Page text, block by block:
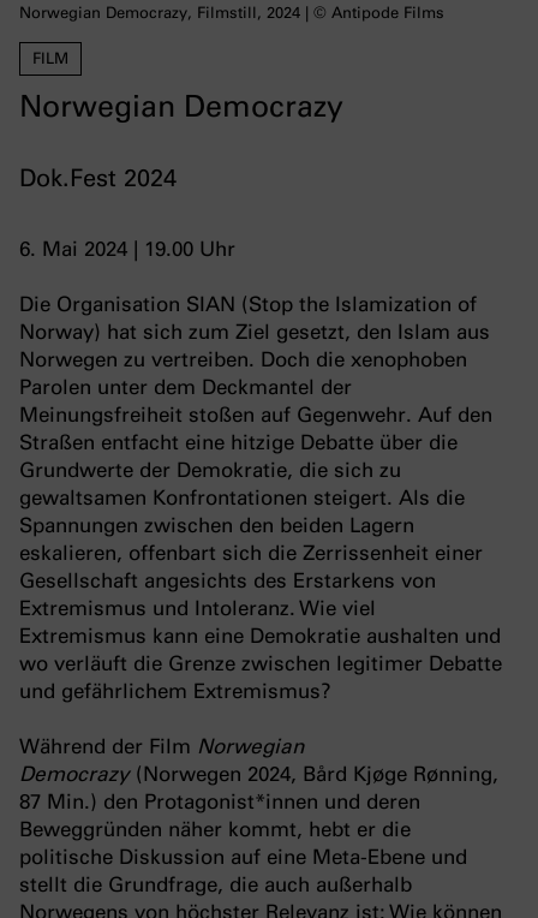
FILM
Norwegian Democrazy
Dok.Fest 2024
6. Mai 2024 | 19.00 Uhr
Norwegian Democrazy, Filmstill, 2024 | © Antipode Films
Die Organisation SIAN (Stop the Islamization of
Norway) hat sich zum Ziel gesetzt, den Islam aus
Norwegen zu vertreiben. Doch die xenophoben
Parolen unter dem Deckmantel der
Meinungsfreiheit stoßen auf Gegenwehr. Auf den
Straßen entfacht eine hitzige Debatte über die
Grundwerte der Demokratie, die sich zu
gewaltsamen Konfrontationen steigert. Als die
Spannungen zwischen den beiden Lagern
eskalieren, offenbart sich die Zerrissenheit einer
Gesellschaft angesichts des Erstarkens von
Extremismus und Intoleranz. Wie viel
Extremismus kann eine Demokratie aushalten und
wo verläuft die Grenze zwischen legitimer Debatte
und gefährlichem Extremismus?
Während der Film Norwegian
Democrazy (Norwegen 2024, Bård Kjøge Rønning,
87 Min.) den Protagonist*innen und deren
Beweggründen näher kommt, hebt er die
politische Diskussion auf eine Meta-Ebene und
stellt die Grundfrage, die auch außerhalb
Norwegens von höchster Relevanz ist: Wie können